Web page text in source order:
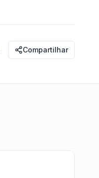
Compartilhar